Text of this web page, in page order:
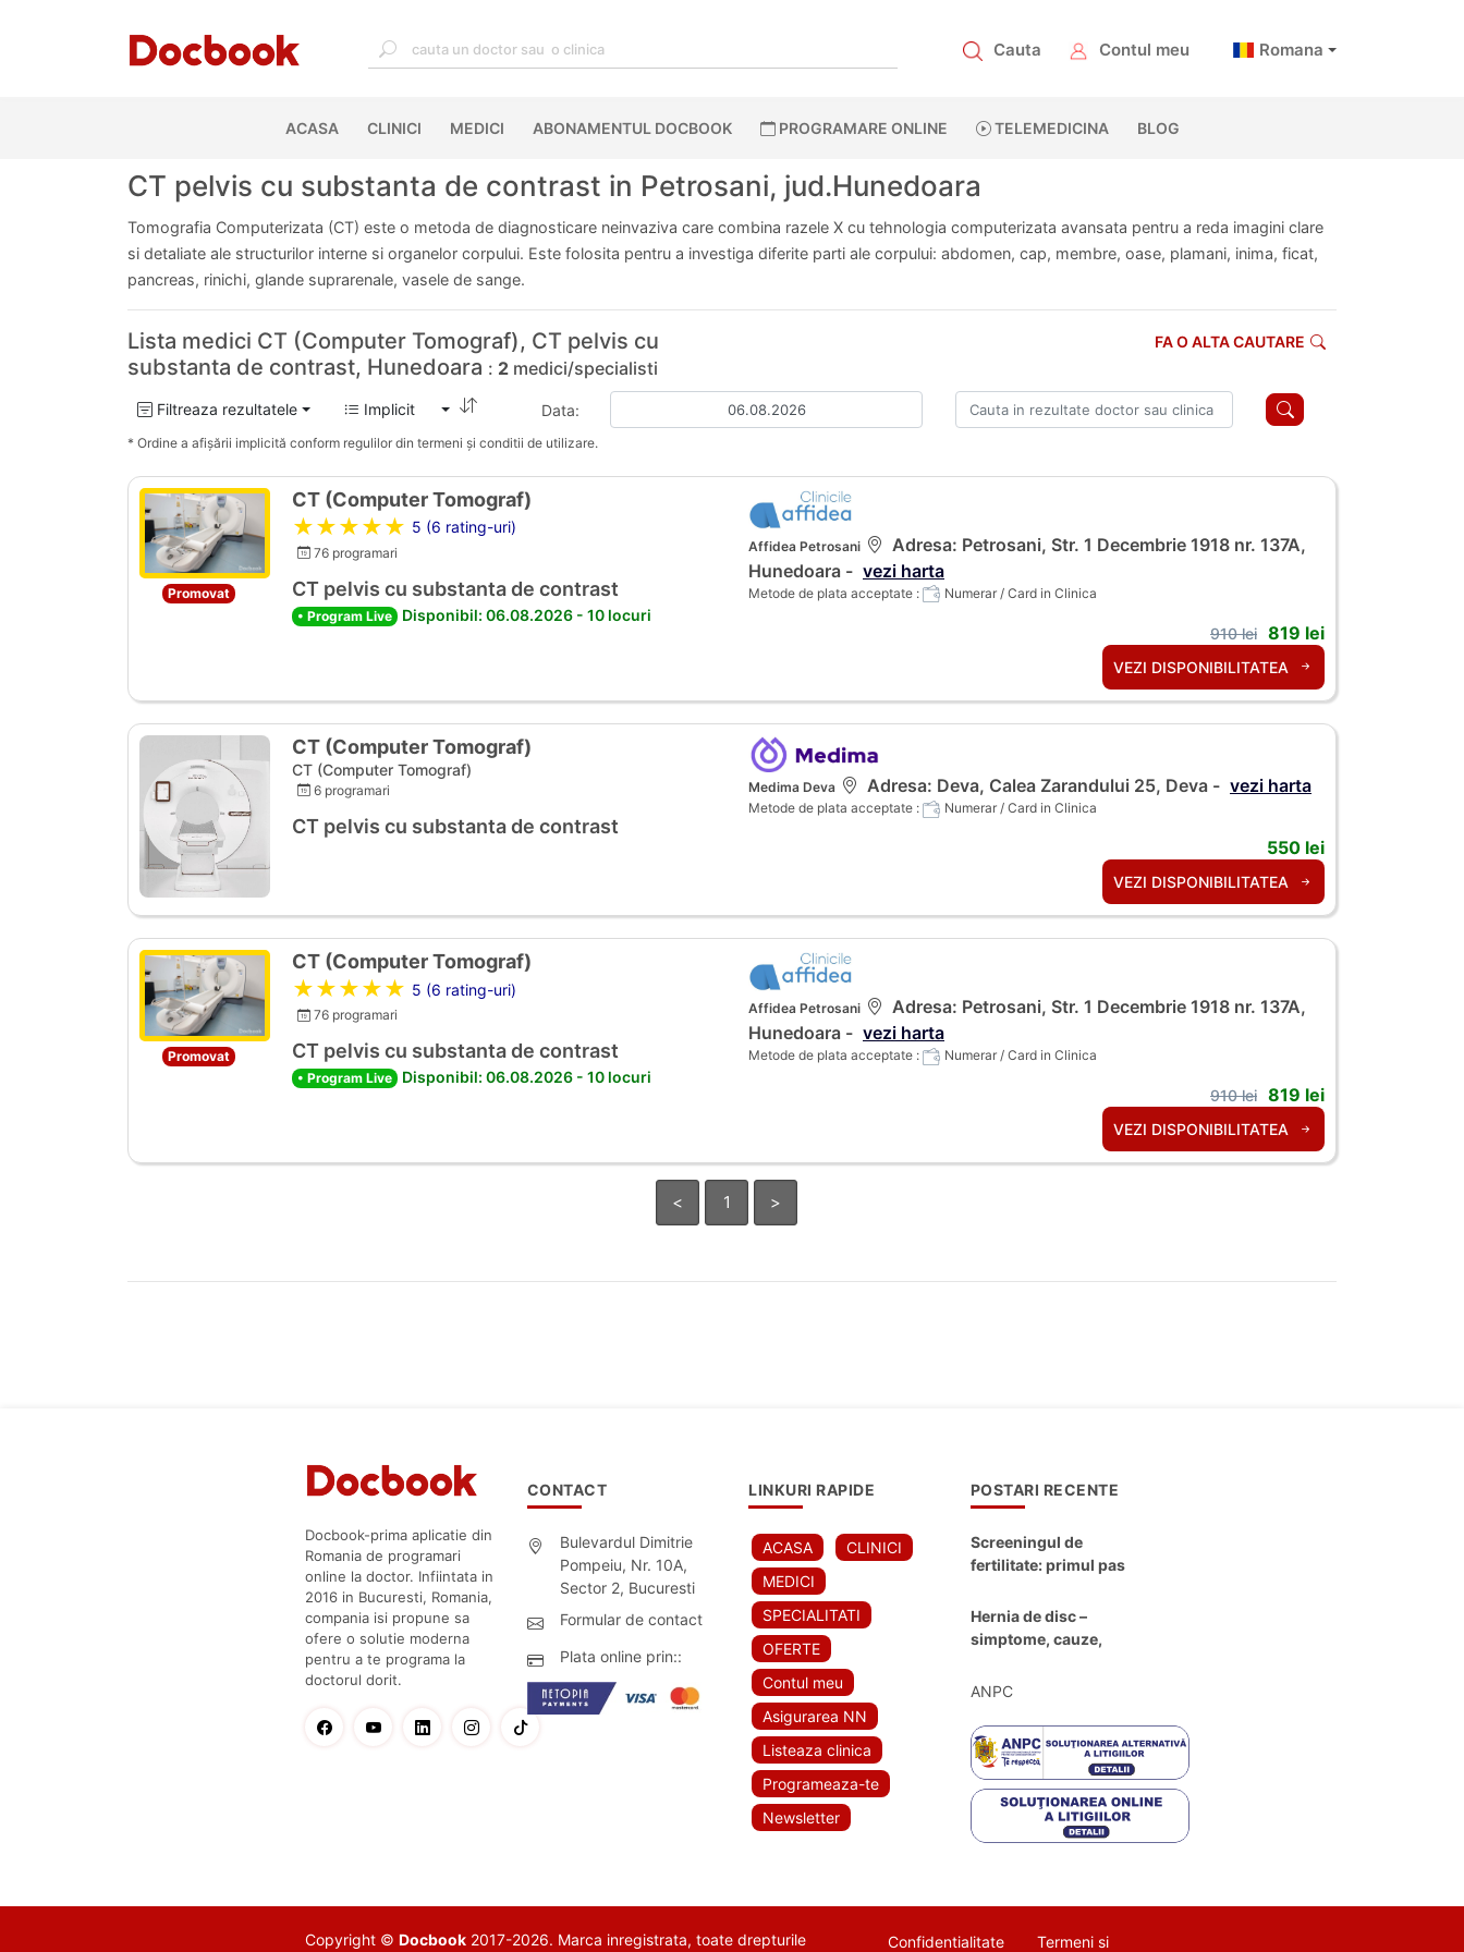
Cauta Contul meu Romana
ACASA(CURRENT)
CLINICI MEDICI ABONAMENTUL DOCBOOK PROGRAMARE ONLINE TELEMEDICINA BLOG
CT pelvis cu substanta de contrast in Petrosani, jud.Hunedoara
Tomografia Computerizata (CT) este o metoda de diagnosticare neinvaziva care combina razele X cu tehnologia computerizata avansata pentru a reda imagini clare
si detaliate ale structurilor interne si organelor corpului. Este folosita pentru a investiga diferite parti ale corpului: abdomen, cap, membre, oase, plamani, inima, ficat,
pancreas, rinichi, glande suprarenale, vasele de sange.
Lista medici CT (Computer Tomograf), CT pelvis cu
substanta de contrast, Hunedoara : 2 medici/specialisti
FA O ALTA CAUTARE
Filtreaza rezultatele Implicit Data:
* Ordine a afișării implicită conform regulilor din termeni și conditii de utilizare.
Promovat
CT (Computer Tomograf)
★★★★★ 5 (6 rating-uri)
76 programari
CT pelvis cu substanta de contrast
• Program Live Disponibil: 06.08.2026 - 10 locuri
Affidea Petrosani
Adresa: Petrosani, Str. 1 Decembrie 1918 nr. 137A,
Hunedoara - vezi harta
Metode de plata acceptate : Numerar / Card in Clinica
910 lei 819 lei
VEZI DISPONIBILITATEA
CT (Computer Tomograf)
CT (Computer Tomograf)
6 programari
CT pelvis cu substanta de contrast
Medima Deva Adresa: Deva, Calea Zarandului 25, Deva - vezi harta
Metode de plata acceptate : Numerar / Card in Clinica
550 lei
VEZI DISPONIBILITATEA
Promovat
CT (Computer Tomograf)
★★★★★ 5 (6 rating-uri)
76 programari
CT pelvis cu substanta de contrast
• Program Live Disponibil: 06.08.2026 - 10 locuri
Affidea Petrosani
Adresa: Petrosani, Str. 1 Decembrie 1918 nr. 137A,
Hunedoara - vezi harta
Metode de plata acceptate : Numerar / Card in Clinica
910 lei 819 lei
VEZI DISPONIBILITATEA
< 1 >
Docbook-prima aplicatie din
Romania de programari
online la doctor. Infiintata in
2016 in Bucuresti, Romania,
compania isi propune sa
ofere o solutie moderna
pentru a te programa la
doctorul dorit.
CONTACT
Bulevardul Dimitrie
Pompeiu, Nr. 10A,
Sector 2, Bucuresti
Formular de contact
Plata online prin::
LINKURI RAPIDE
ACASA
CLINICI
MEDICI
SPECIALITATI
OFERTE
Contul meu
Asigurarea NN
Listeaza clinica
Programeaza-te
Newsletter
POSTARI RECENTE
Screeningul de
fertilitate: primul pas
Hernia de disc –
simptome, cauze,
moderne de
ANPC
Copyright © Docbook 2017-2026. Marca inregistrata, toate drepturile Confidentialitate Termeni si